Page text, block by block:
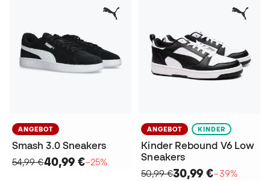
ANGEBOT
Smash 3.0 Sneakers
54,99 €40,99 €−25%
ANGEBOT KINDER
Kinder Rebound V6 Low
Sneakers
50,99 €30,99 €−39%